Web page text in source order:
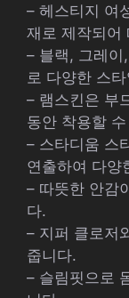
– 헤스티지 여
재로 제작되어
– 블랙, 그레이
로 다양한 스
– 램스킨은 부
동안 착용할
– 스타디움 스
연출하여 다양
– 따뜻한 안감
다.
– 지퍼 클로저
줍니다.
– 슬림핏으로